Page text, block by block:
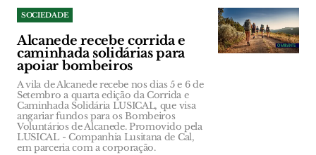
SOCIEDADE
Alcanede recebe corrida e
caminhada solidárias para
apoiar bombeiros
A vila de Alcanede recebe nos dias 5 e 6 de
Setembro a quarta edição da Corrida e
Caminhada Solidária LUSICAL, que visa
angariar fundos para os Bombeiros
Voluntários de Alcanede. Promovido pela
LUSICAL - Companhia Lusitana de Cal,
em parceria com a corporação.